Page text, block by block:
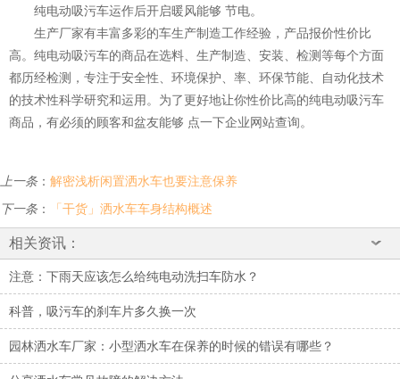
纯电动吸污车运作后开启暖风能够 节电。
生产厂家有丰富多彩的车生产制造工作经验，产品报价性价比
高。纯电动吸污车的商品在选料、生产制造、安装、检测等每个方面
都历经检测，专注于安全性、环境保护、率、环保节能、自动化技术
的技术性科学研究和运用。为了更好地让你性价比高的纯电动吸污车
商品，有必须的顾客和盆友能够 点一下企业网站查询。
上一条： 解密浅析闲置洒水车也要注意保养
下一条： 「干货」洒水车车身结构概述
相关资讯：
注意：下雨天应该怎么给纯电动洗扫车防水？
科普，吸污车的刹车片多久换一次
园林洒水车厂家：小型洒水车在保养的时候的错误有哪些？